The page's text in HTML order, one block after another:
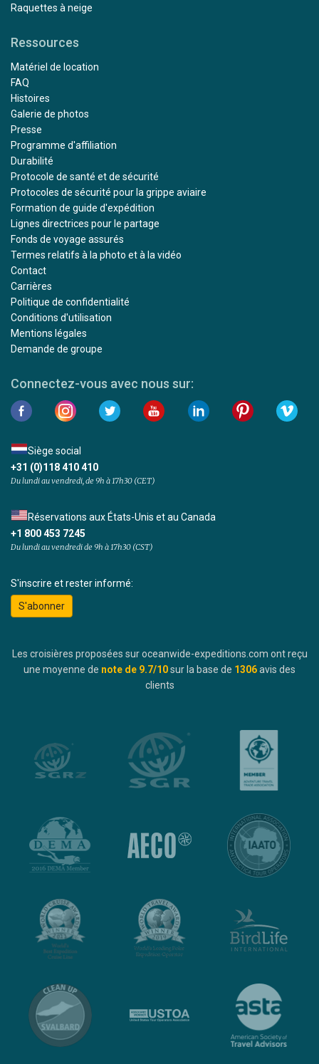
Raquettes à neige
Ressources
Matériel de location
FAQ
Histoires
Galerie de photos
Presse
Programme d'affiliation
Durabilité
Protocole de santé et de sécurité
Protocoles de sécurité pour la grippe aviaire
Formation de guide d'expédition
Lignes directrices pour le partage
Fonds de voyage assurés
Termes relatifs à la photo et à la vidéo
Contact
Carrières
Politique de confidentialité
Conditions d'utilisation
Mentions légales
Demande de groupe
Connectez-vous avec nous sur:
Siège social
+31 (0)118 410 410
Du lundi au vendredi, de 9h à 17h30 (CET)
Réservations aux États-Unis et au Canada
+1 800 453 7245
Du lundi au vendredi de 9h à 17h30 (CST)
S'inscrire et rester informé:
S'abonner
Les croisières proposées sur oceanwide-expeditions.com ont reçu
une moyenne de note de 9.7/10sur la base de 1306avis des
clients